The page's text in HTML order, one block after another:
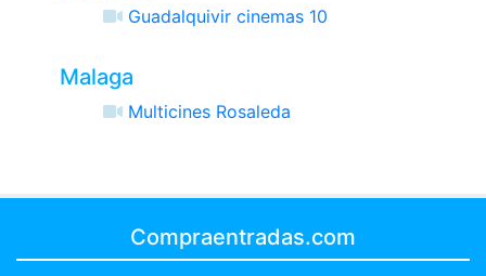
Guadalquivir cinemas 10
Malaga
Multicines Rosaleda
Compraentradas.com